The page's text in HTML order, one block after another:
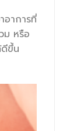
อาการที่
ม หรือ
ขึ้น